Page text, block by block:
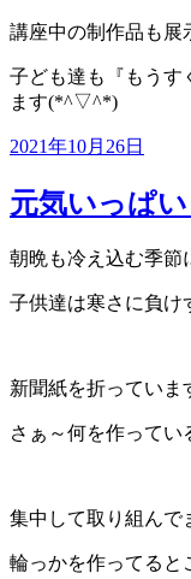
講座中の制作品も
子ども達も『もうす
ます(*^▽^*)
投
日:
2021年10月26日
元気いっぱい
朝晩も冷え込む季節
子供達は寒さに負け
新聞紙を折っていま
さぁ～何を作ってい
集中して取り組んで
輪っかを作ってると